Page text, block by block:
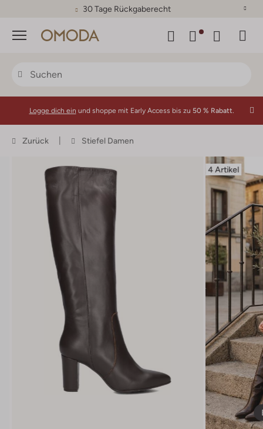
30 Tage Rückgaberecht
Menü
Logge dich ein und shoppe mit Early Access bis zu 50 % Rabatt.
Zurück Stiefel Damen
4 Artikel